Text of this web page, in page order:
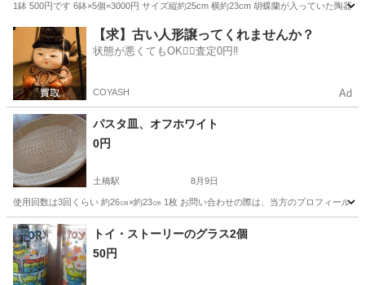
1鉢 500円です 6鉢×5個=3000円 サイズ縦約25cm 横約23cm 胡蝶蘭が入っていた陶器鉢
愛知 名古屋市 家庭用品
【求】古い人形譲ってくれませんか？
状態が悪くてもOK🙆‍♀️査定0円‼️
COYASH Ad
パスタ皿、オフホワイト
0円
土橋駅 8月9日
使用回数は3回くらい 約26㎝×約23㎝ 1枚 お問い合わせの際は、当方のプロフィールを
愛知 豊田市 土橋駅 生活雑貨 オフホワイト
トイ・ストーリーのグラス2個
50円